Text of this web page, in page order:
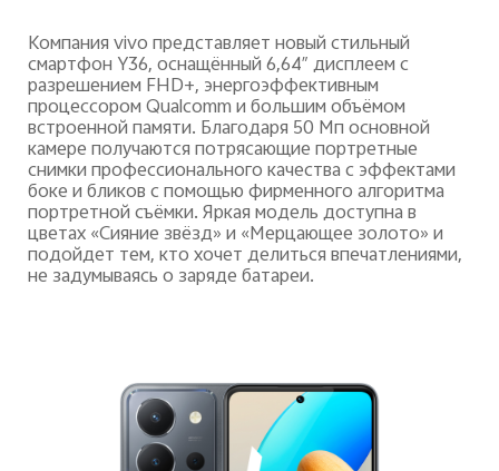
Компанияvivoпредставляет новый стильный
смартфон Y36, оснащённый 6,64″ дисплеем с
разрешением FHD+, энергоэффективным
процессоромQualcommи большим объёмом
встроенной памяти. Благодаря 50 Мп основной
камере получаются потрясающие портретные
снимки профессионального качества с эффектами
боке и бликов с помощью фирменного алгоритма
портретной съёмки. Яркая модель доступна в
цветах «Сияние звёзд» и «Мерцающее золото» и
подойдет тем, кто хочет делиться впечатлениями,
не задумываясь о заряде батареи.